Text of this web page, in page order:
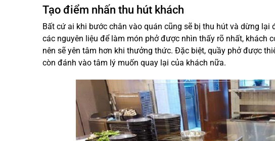
Tạo điểm nhấn thu hút khách
Bất cứ ai khi bước chân vào quán cũng sẽ bị thu hút và dừng lại
các nguyên liệu để làm món phở được nhìn thấy rõ nhất, khách
nên sẽ yên tâm hơn khi thưởng thức. Đặc biệt, quầy phở được
còn đánh vào tâm lý muốn quay lại của khách nữa.